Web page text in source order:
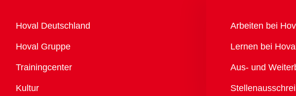
Übersicht
Hoval Deutschland
Hoval Gruppe
Trainingcenter
Kultur
Übersicht
Arbeiten bei
Lernen bei
Aus- und